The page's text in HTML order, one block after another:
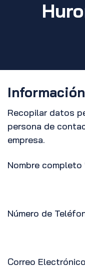
Recopilar datos
persona de
empresa.
Nombre completo
Número de
Correo Electrónico